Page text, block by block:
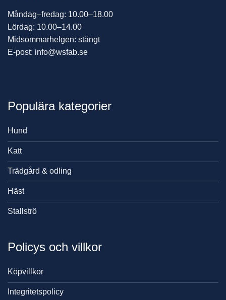
Måndag–fredag: 10.00–18.00
Lördag: 10.00–14.00
Midsommarhelgen: stängt
E-post: info@wsfab.se
Populära kategorier
Hund
Katt
Trädgård & odling
Häst
Stallströ
Policys och villkor
Köpvillkor
Integritetspolicy